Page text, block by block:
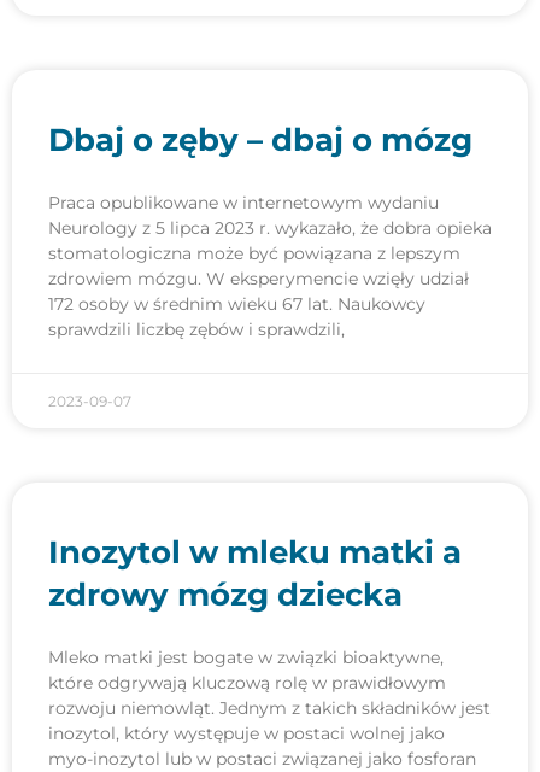
Dbaj o zęby – dbaj o mózg
Praca opublikowane w internetowym wydaniu
Neurology z 5 lipca 2023 r. wykazało, że dobra opieka
stomatologiczna może być powiązana z lepszym
zdrowiem mózgu. W eksperymencie wzięły udział
172 osoby w średnim wieku 67 lat. Naukowcy
sprawdzili liczbę zębów i sprawdzili,
2023-09-07
Inozytol w mleku matki a
zdrowy mózg dziecka
Mleko matki jest bogate w związki bioaktywne,
które odgrywają kluczową rolę w prawidłowym
rozwoju niemowląt. Jednym z takich składników jest
inozytol, który występuje w postaci wolnej jako
myo-inozytol lub w postaci związanej jako fosforan